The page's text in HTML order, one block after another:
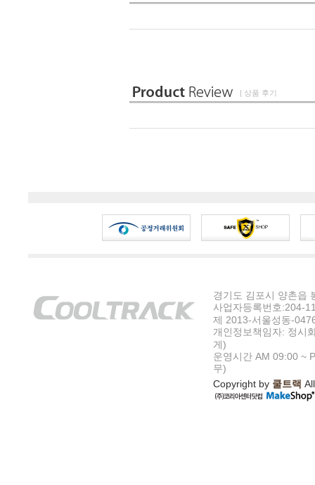
| 상품 후기
경기도 김포시 양촌읍
사업자등록번호:204-
제 2013-서울성동-
개인정보책임자: 정시
게)
운영시간 AM 09:00 ~
무)
Copyright by 쿨트랙